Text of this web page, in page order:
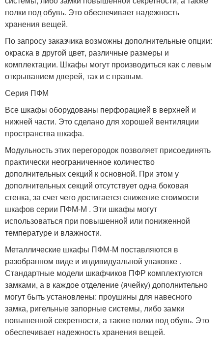
полки под обувь. Это обеспечивает надежность
хранения вещей.
По запросу заказчика возможны дополнительные опции:
окраска в другой цвет, различные размеры и
комплектации. Шкафы могут производиться как с левым
открыванием дверей, так и с правым.
Серия ПФМ
Все шкафы оборудованы перфорацией в верхней и
нижней части. Это сделано для хорошей вентиляции
пространства шкафа.
Модульность этих перегородок позволяет присоединять
практически неограниченное количество
дополнительных секций к основной. При этом у
дополнительных секций отсутствует одна боковая
стенка, за счет чего достигается снижение стоимости
шкафов серии ПФМ-М . Эти шкафы могут
использоваться при повышенной или пониженной
температуре и влажности.
Металлические шкафы ПФМ-М поставляются в
разобранном виде и индивидуальной упаковке .
Стандартные модели шкафчиков ПФР комплектуются
замками, а в каждое отделение (ячейку) дополнительно
могут быть установлены: проушины для навесного
замка, ригельные запорные системы, либо замки
повышенной секретности, а также полки под обувь. Это
обеспечивает надежность хранения вещей.